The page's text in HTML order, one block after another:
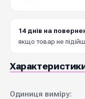
14 днів на
якщо товар не
Одиниця виміру: